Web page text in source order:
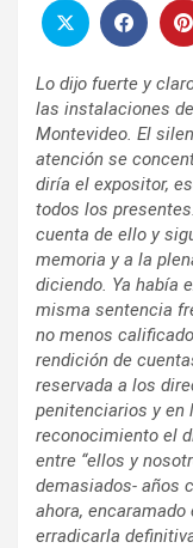
Lo dijo fuerte y
las instalaciones
Montevideo. El
atención se
diría el expositor,
todos los
cuenta de ello y
memoria y a la
diciendo. Ya había
misma sentencia
no menos
rendición de
reservada a los
penitenciarios y en
reconocimiento el
entre “ellos y
demasiados- años
ahora,
erradicarla